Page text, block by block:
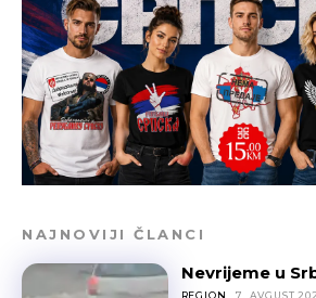
NAJNOVIJI ČLANCI
Nevrijeme u
REGION 7. AVGUST